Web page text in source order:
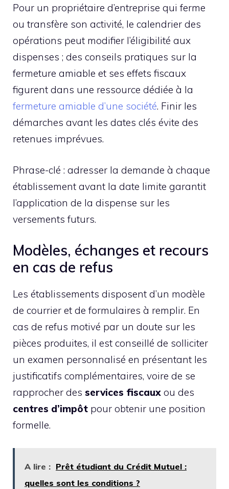
Pour un propriétaire d’entreprise qui ferme
ou transfère son activité, le calendrier des
opérations peut modifier l’éligibilité aux
dispenses ; des conseils pratiques sur la
fermeture amiable et ses effets fiscaux
figurent dans une ressource dédiée à la
fermeture amiable d’une société. Finir les
démarches avant les dates clés évite des
retenues imprévues.
Phrase-clé : adresser la demande à chaque
établissement avant la date limite garantit
l’application de la dispense sur les
versements futurs.
Modèles, échanges et recours
en cas de refus
Les établissements disposent d’un modèle
de courrier et de formulaires à remplir. En
cas de refus motivé par un doute sur les
pièces produites, il est conseillé de solliciter
un examen personnalisé en présentant les
justificatifs complémentaires, voire de se
rapprocher des services fiscaux ou des
centres d’impôt pour obtenir une position
formelle.
A lire : Prêt étudiant du Crédit Mutuel :
quelles sont les conditions ?